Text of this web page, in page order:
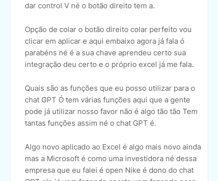
dar control V né o botão direito tem a.
Opção de colar o botão direito colar perfeito vou
clicar em aplicar e aqui embaixo agora já fala ó
parabéns né é a sua chave aprendeu certo sua
integração deu certo e o próprio excel já me fala.
Quais são as funções que eu posso utilizar para o
chat GPT Ó tem várias funções aqui que a gente
pode já utilizar nosso favor não é algo tão tão Tem
tantas funções assim né o chat GPT é.
Algo novo aplicado ao Excel é algo mais novo ainda
mas a Microsoft é como uma investidora né dessa
empresa que eu falei é open Nike é dono do chat